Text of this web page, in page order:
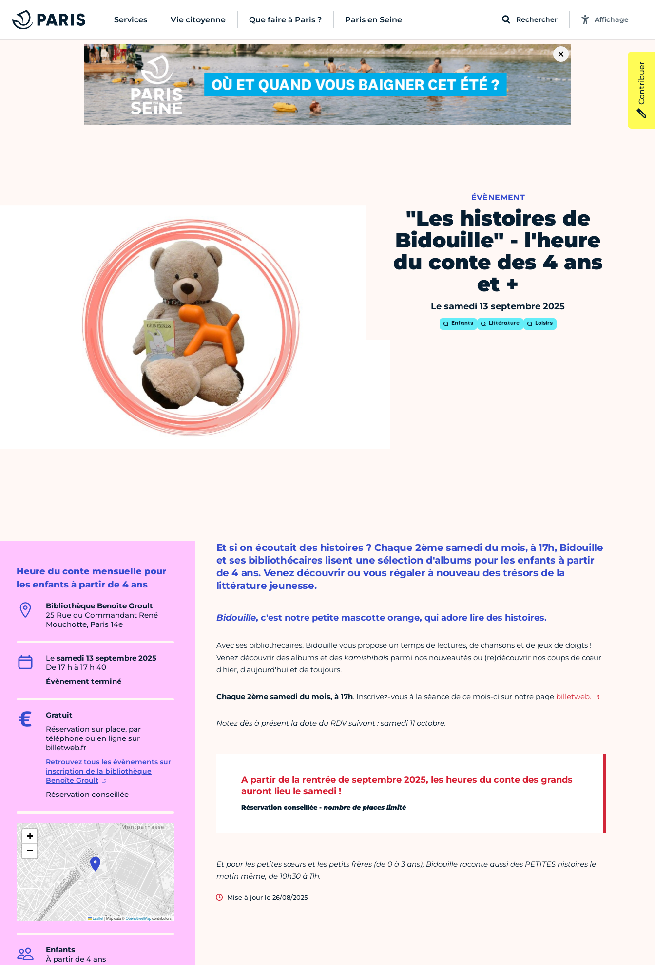
Services Vie citoyenne Que faire à Paris ? Paris en Seine Rechercher Affichage
ÉVÈNEMENT
"Les histoires de
Bidouille" - l'heure
du conte des 4 ans
et +
Le samedi 13 septembre 2025
Enfants Littérature Loisirs
Heure du conte mensuelle pour
les enfants à partir de 4 ans
Bibliothèque Benoîte Groult
25 Rue du Commandant René
Mouchotte, Paris 14e
Le samedi 13 septembre 2025
De 17 h à 17 h 40
Évènement terminé
Gratuit
Réservation sur place, par
téléphone ou en ligne sur
billetweb.fr
Retrouvez tous les évènements sur
inscription de la bibliothèque
Benoîte Groult
Réservation conseillée
+
−
Leaflet|Map data ©OpenStreetMapcontributors
Enfants
À partir de 4 ans
Et si on écoutait des histoires ? Chaque 2ème samedi du mois, à 17h, Bidouille
et ses bibliothécaires lisent une sélection d'albums pour les enfants à partir
de 4 ans. Venez découvrir ou vous régaler à nouveau des trésors de la
littérature jeunesse.
Bidouille, c'est notre petite mascotte orange, qui adore lire des histoires.
Avec ses bibliothécaires, Bidouille vous propose un temps de lectures, de chansons et de jeux de doigts !
Venez découvrir des albums et des kamishibaïs parmi nos nouveautés ou (re)découvrir nos coups de cœur
d'hier, d'aujourd'hui et de toujours.
Chaque 2ème samedi du mois, à 17h. Inscrivez-vous à la séance de ce mois-ci sur notre page billetweb.
Notez dès à présent la date du RDV suivant : samedi 11 octobre.
A partir de la rentrée de septembre 2025, les heures du conte des grands
auront lieu le samedi !
Réservation conseillée- nombre de places limité
Et pour les petites sœurs et les petits frères (de 0 à 3 ans), Bidouille raconte aussi des PETITES histoires le
matin même, de 10h30 à 11h.
Mise à jour le 26/08/2025
Contribuer